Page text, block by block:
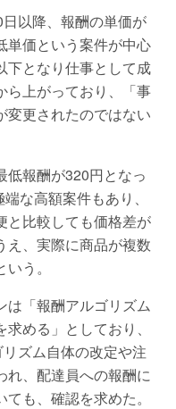
以降、報酬の単価が
単価という案件が中心
下となり仕事として成
ら上がっており、「事
変更されたのではない
低報酬が320円となっ
な高額案件もあり、
と比較しても価格差が
え、実際に商品が複数
う。
は「報酬アルゴリズム
める」としており、
ズム自体の改定や注
れ、配達員への報酬に
も、確認を求めた。